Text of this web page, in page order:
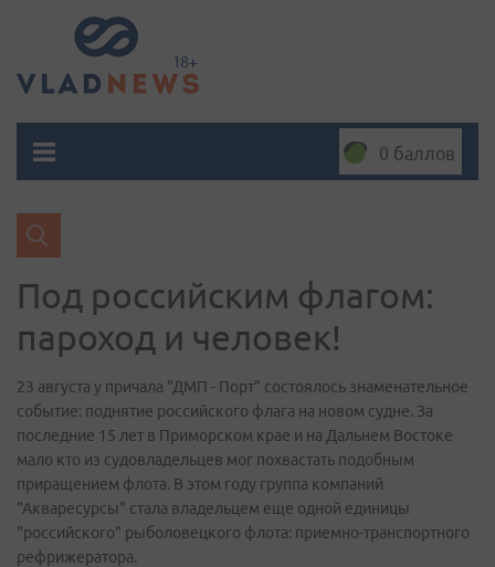
0 баллов
Под российским флагом:
пароход и человек!
23 августа у причала "ДМП - Порт" состоялось знаменательное
событие: поднятие российского флага на новом судне. За
последние 15 лет в Приморском крае и на Дальнем Востоке
мало кто из судовладельцев мог похвастать подобным
приращением флота. В этом году группа компаний
"Акваресурсы" стала владельцем еще одной единицы
"российского" рыболовецкого флота: приемно-транспортного
рефрижератора.